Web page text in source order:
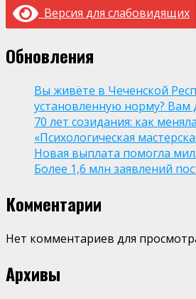
Версия для слабовидящих
Обновления
Вы живёте в Чеченской
установленную норму? Вам
70 лет созидания: как
«Психологическая
Новая выплата помогла
Более 1,6 млн заявлений
Комментарии
Нет комментариев для
Архивы